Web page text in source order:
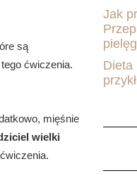
są
ćwiczenia.
mięśnie
wielki
Jak
Dieta